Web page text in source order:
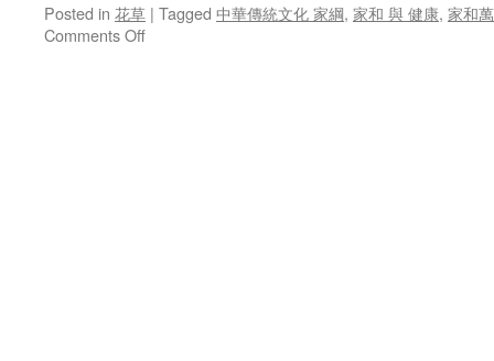
Posted in 花草 | Tagged 中華傳統文化 家綱, 家和 與 健康, 家和
Comments Offon